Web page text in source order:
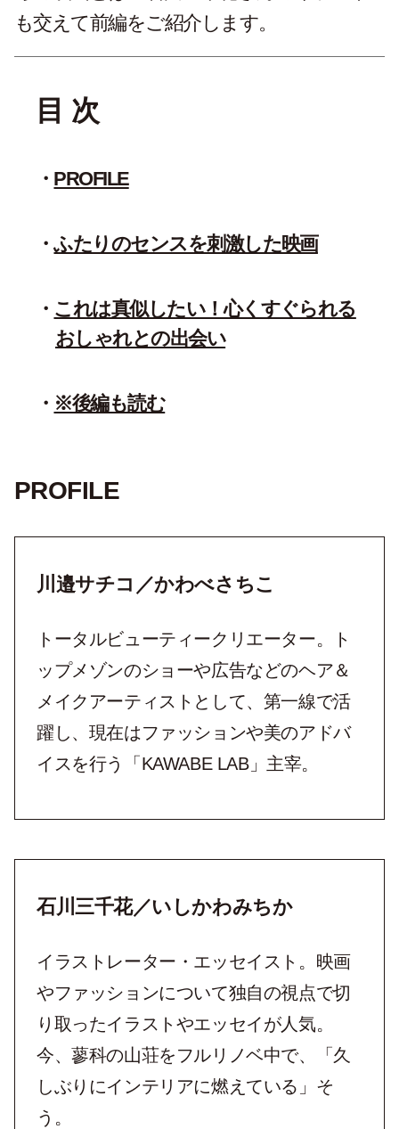
も交えて前編をご紹介します。
目 次
PROFILE
ふたりのセンスを刺激した映画
これは真似したい！心くすぐられる
おしゃれとの出会い
※後編も読む
PROFILE
川邉サチコ／かわべさちこ
トータルビューティークリエーター。ト
ップメゾンのショーや広告などのヘア＆
メイクアーティストとして、第一線で活
躍し、現在はファッションや美のアドバ
イスを行う「KAWABE LAB」主宰。
石川三千花／いしかわみちか
イラストレーター・エッセイスト。映画
やファッションについて独自の視点で切
り取ったイラストやエッセイが人気。
今、蓼科の山荘をフルリノベ中で、「久
しぶりにインテリアに燃えている」そ
う。